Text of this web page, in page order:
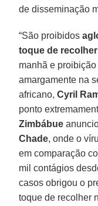
de disseminação
“São proibidos
toque de recolher
manhã e
amargamente na
africano,Cyril
ponto
Zimbábue
Chade, onde o
em comparação
mil contágios
casos obrigou o
toque de recolher